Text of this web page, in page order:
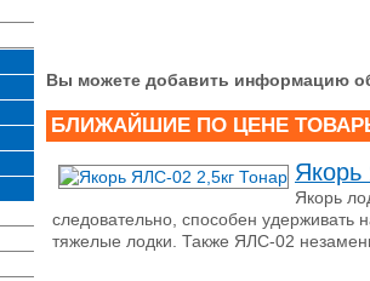
Вы можете добавить информацию
БЛИЖАЙШИЕ ПО ЦЕНЕ
Якорь
Якорь
следовательно, способен удерживать
тяжелые лодки. Также ЯЛС-02